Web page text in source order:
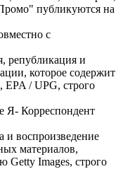
публикуются на
с
републикация и
которое содержит
/ UPG, строго
Я- Корреспондент
и воспроизведение
материалов,
Getty Images, строго